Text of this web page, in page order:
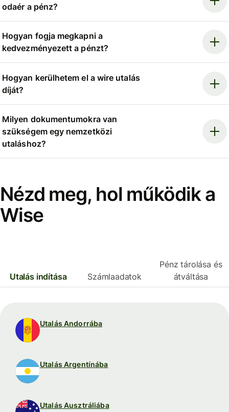
odaér a pénz?
Hogyan fogja megkapni a
kedvezményezett a pénzt?
Hogyan kerülhetem el a wire utalás
díját?
Milyen dokumentumokra van
szükségem egy nemzetközi
utaláshoz?
Nézd meg, hol működik a
Wise
Utalás indítása Számlaadatok
Pénz tárolása és
átváltása
Utalás Andorrába
Utalás Argentínába
Utalás Ausztráliába